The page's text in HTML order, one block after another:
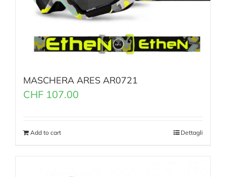
MASCHERA ARES AR0721
CHF 107.00
Add to cart Dettagli